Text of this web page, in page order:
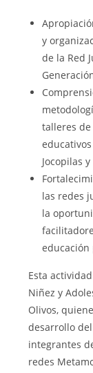
y
de la Red
talleres
Jocopilas
las redes
la
educación
Esta
Niñez y
Olivos,
desarrollo
integrantes
redes